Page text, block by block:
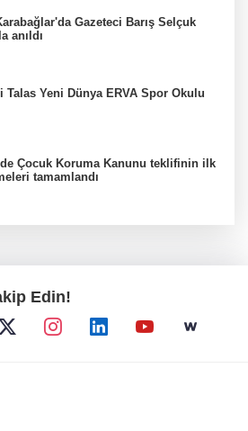
Gazeteci Barış Selçuk
anıldı
Talas Yeni Dünya ERVA Spor Okulu
Çocuk Koruma Kanunu teklifinin ilk
tamamlandı
Edin!